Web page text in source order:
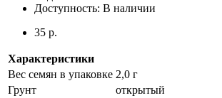
Доступность: В наличии
35 р.
Характеристики
Вес семян в упаковке 2,0 г
Грунт
открытый